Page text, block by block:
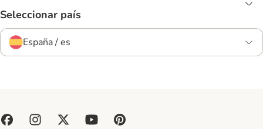
Seleccionar país
España / es